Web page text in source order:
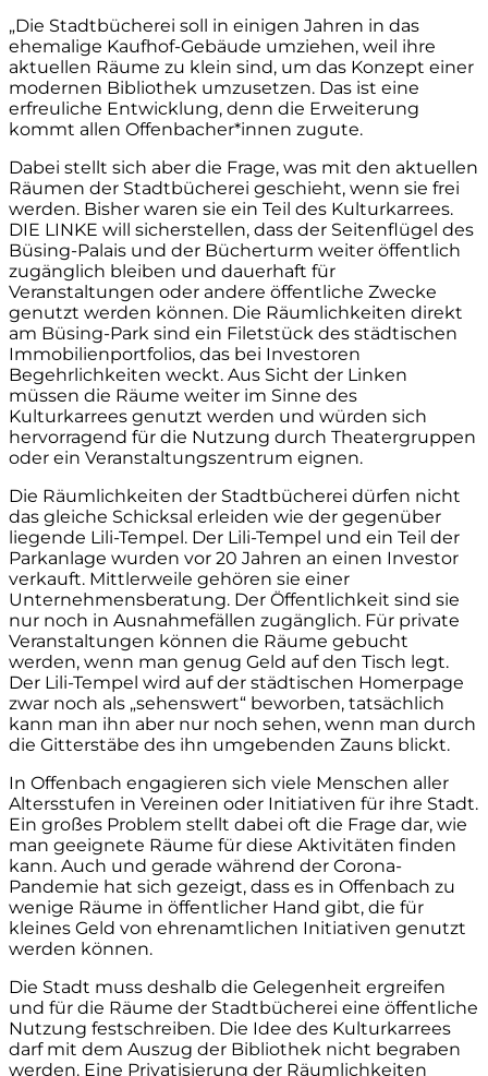
„Die Stadtbücherei soll in einigen Jahren in das
ehemalige Kaufhof-Gebäude umziehen, weil ihre
aktuellen Räume zu klein sind, um das Konzept einer
modernen Bibliothek umzusetzen. Das ist eine
erfreuliche Entwicklung, denn die Erweiterung
kommt allen Offenbacher*innen zugute.
Dabei stellt sich aber die Frage, was mit den aktuellen
Räumen der Stadtbücherei geschieht, wenn sie frei
werden. Bisher waren sie ein Teil des Kulturkarrees.
DIE LINKE will sicherstellen, dass der Seitenflügel des
Büsing-Palais und der Bücherturm weiter öffentlich
zugänglich bleiben und dauerhaft für
Veranstaltungen oder andere öffentliche Zwecke
genutzt werden können. Die Räumlichkeiten direkt
am Büsing-Park sind ein Filetstück des städtischen
Immobilienportfolios, das bei Investoren
Begehrlichkeiten weckt. Aus Sicht der Linken
müssen die Räume weiter im Sinne des
Kulturkarrees genutzt werden und würden sich
hervorragend für die Nutzung durch Theatergruppen
oder ein Veranstaltungszentrum eignen.
Die Räumlichkeiten der Stadtbücherei dürfen nicht
das gleiche Schicksal erleiden wie der gegenüber
liegende Lili-Tempel. Der Lili-Tempel und ein Teil der
Parkanlage wurden vor 20 Jahren an einen Investor
verkauft. Mittlerweile gehören sie einer
Unternehmensberatung. Der Öffentlichkeit sind sie
nur noch in Ausnahmefällen zugänglich. Für private
Veranstaltungen können die Räume gebucht
werden, wenn man genug Geld auf den Tisch legt.
Der Lili-Tempel wird auf der städtischen Homerpage
zwar noch als „sehenswert“ beworben, tatsächlich
kann man ihn aber nur noch sehen, wenn man durch
die Gitterstäbe des ihn umgebenden Zauns blickt.
In Offenbach engagieren sich viele Menschen aller
Altersstufen in Vereinen oder Initiativen für ihre Stadt.
Ein großes Problem stellt dabei oft die Frage dar, wie
man geeignete Räume für diese Aktivitäten finden
kann. Auch und gerade während der Corona-
Pandemie hat sich gezeigt, dass es in Offenbach zu
wenige Räume in öffentlicher Hand gibt, die für
kleines Geld von ehrenamtlichen Initiativen genutzt
werden können.
Die Stadt muss deshalb die Gelegenheit ergreifen
und für die Räume der Stadtbücherei eine öffentliche
Nutzung festschreiben. Die Idee des Kulturkarrees
darf mit dem Auszug der Bibliothek nicht begraben
werden. Eine Privatisierung der Räumlichkeiten